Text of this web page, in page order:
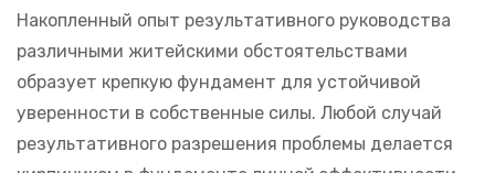
Накопленный опыт результативного руководства
различными житейскими обстоятельствами
образует крепкую фундамент для устойчивой
уверенности в собственные силы. Любой случай
результативного разрешения проблемы делается